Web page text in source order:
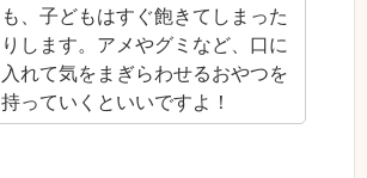
も、子どもはすぐ飽きてしまった
りします。アメやグミなど、口に
入れて気をまぎらわせるおやつを
持っていくといいですよ！